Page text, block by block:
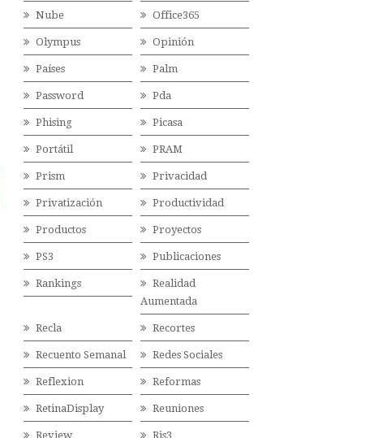
Nube Office365
Olympus Opinión
Países Palm
Password Pda
Phising Picasa
Portátil PRAM
Prism Privacidad
Privatización Productividad
Productos Proyectos
PS3 Publicaciones
Rankings
Realidad
Aumentada
Recla Recortes
Recuento Semanal Redes Sociales
Reflexion Reformas
RetinaDisplay Reuniones
Review Ris3